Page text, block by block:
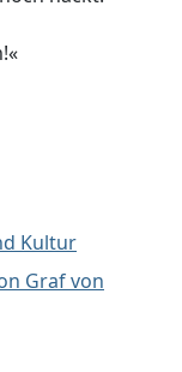
Kultur
Graf von